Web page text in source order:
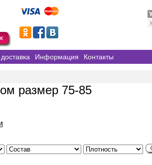
Информация Контакты
размер 75-85